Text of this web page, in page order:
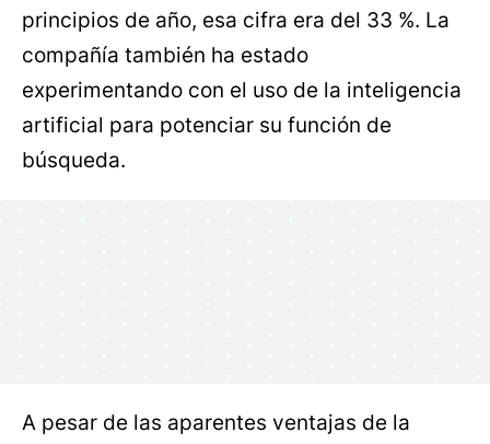
principios de año, esa cifra era del 33 %. La
compañía también ha estado
experimentando con el uso de la inteligencia
artificial para potenciar su función de
búsqueda.
A pesar de las aparentes ventajas de la